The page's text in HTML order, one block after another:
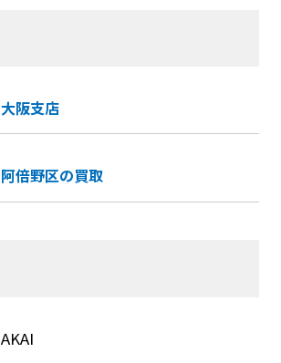
大阪支店
阿倍野区の買取
AKAI